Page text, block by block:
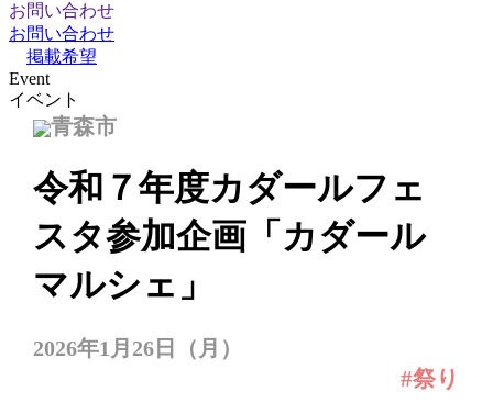
お問い合わせ
お問い合わせ
掲載希望
Event
イベント
青森市
令和７年度カダールフェ
スタ参加企画「カダール
マルシェ」
2026年1月26日（月）
#祭り